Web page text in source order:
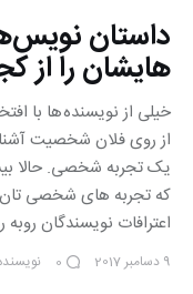
داستان
هایشان را از
خیلی از نویسنده ها با
از روی فلان شخصیت
یک تجربه شخصی. حالا
که تجربه های شخصی تان
اعترافات نویسندگان روبه
9 دسامبر 2017 0